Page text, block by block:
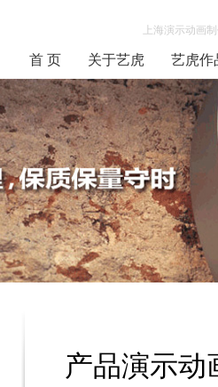
上海演示动画
首 页 关于艺虎 艺虎作
产品演示动